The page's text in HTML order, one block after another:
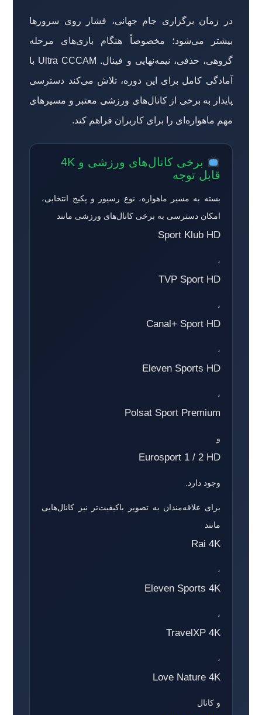
در زمان برگزاری جام جهانی، فشار روی سرورها
بیشتر می‌شود؛ مخصوصاً هنگام بازی‌های مرحله
گروهی، حذفی، نیمه‌نهایی و فینال. Ultra CCCAM با
آمادگی کامل برای این دوره، تلاش می‌کند دسترسی
پایدار به برخی از کانال‌های ورزشی معتبر و مسیرهای
مهم ماهواره‌ای را برای کاربران فراهم کند.
برخی کانال‌های ورزشی و 4K
قابل توجه
بسته به مسیر ماهواره، نوع رسیور و پکیج انتخابی،
امکان دسترسی به برخی کانال‌های ورزشی مانند
Sport Klub HD
،
TVP Sport HD
،
Canal+ Sport HD
،
Eleven Sports HD
،
Polsat Sport Premium
و
Eurosport 1 / 2 HD
وجود دارد.
برای علاقه‌مندان به تصویر باکیفیت‌تر نیز کانال‌هایی
مانند
Rai 4K
،
Eleven Sports 4K
،
TravelXP 4K
،
Love Nature 4K
و کانال